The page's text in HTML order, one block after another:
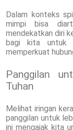
Dalam konteks
mimpi bisa
mendekatkan diri
bagi kita untuk
memperkuat
Panggilan
Tuhan
Melihat iringan
panggilan untuk
ini mengajak kita